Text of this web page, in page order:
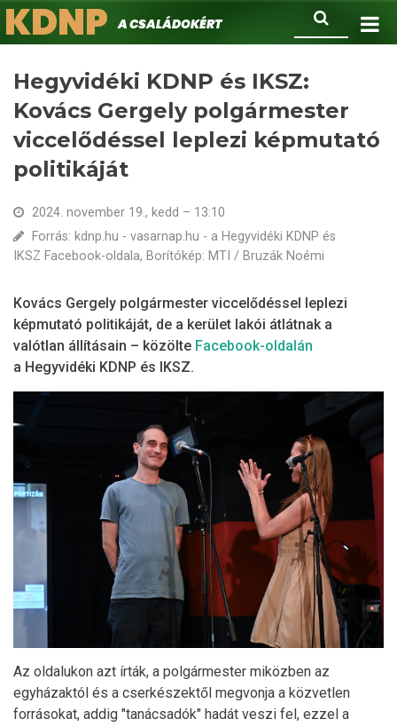
Ugrás
a
Keresés
KDNPA családokért.
Hegyvidéki KDNP és IKSZ:
Kovács Gergely polgármester
viccelődéssel leplezi képmutató
politikáját
2024. november 19., kedd – 13:10
Forrás: kdnp.hu - vasarnap.hu - a Hegyvidéki KDNP és
IKSZ Facebook-oldala, Borítókép: MTI / Bruzák Noémi
Kovács Gergely polgármester viccelődéssel leplezi
képmutató politikáját, de a kerület lakói átlátnak a
valótlan állításain – közölte Facebook-oldalán
a Hegyvidéki KDNP és IKSZ.
Az oldalukon azt írták, a polgármester miközben az
egyházaktól és a cserkészektől megvonja a közvetlen
forrásokat, addig "tanácsadók" hadát veszi fel, ezzel a